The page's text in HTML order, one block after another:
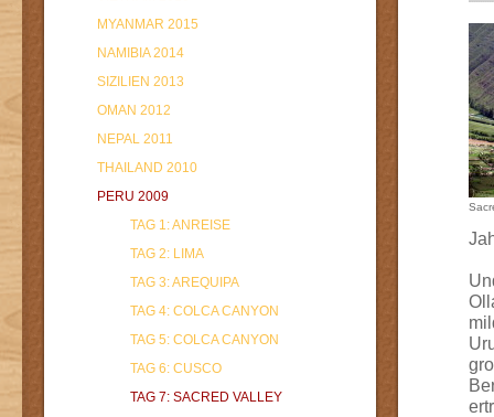
MYANMAR 2015
NAMIBIA 2014
SIZILIEN 2013
OMAN 2012
NEPAL 2011
THAILAND 2010
PERU 2009
TAG 1: ANREISE
TAG 2: LIMA
TAG 3: AREQUIPA
TAG 4: COLCA CANYON
TAG 5: COLCA CANYON
TAG 6: CUSCO
TAG 7: SACRED VALLEY